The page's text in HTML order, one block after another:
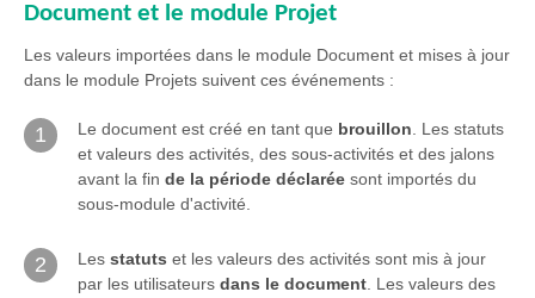
Document et le module Projet
Les valeurs importées dans le module Document et mises à jour
dans le module Projets suivent ces événements :
1 Le document est créé en tant que brouillon . Les statuts
et valeurs des activités, des sous-activités et des jalons
avant la fin de la période déclarée sont importés du
sous-module d'activité.
2 Les statuts et les valeurs des activités sont mis à jour
par les utilisateurs dans le document . Les valeurs des